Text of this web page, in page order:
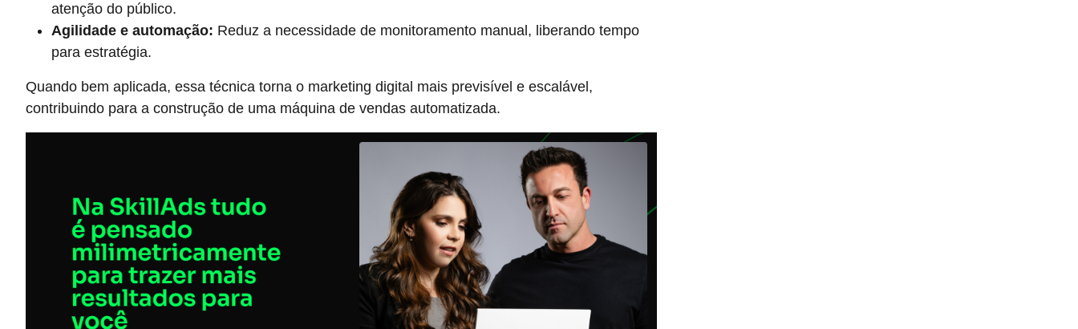
atenção do público.
Agilidade e automação: Reduz a necessidade de monitoramento manual, liberando tempo
para estratégia.
Quando bem aplicada, essa técnica torna o marketing digital mais previsível e escalável,
contribuindo para a construção de uma máquina de vendas automatizada.